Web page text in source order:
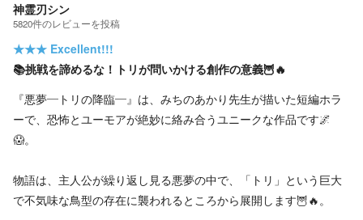
神霊刃シン
5820件のレビューを投稿
★★★ Excellent!!!
📚挑戦を諦めるな！トリが問いかける創作の意義🦉🔥
『悪夢―トリの降臨―』は、みちのあかり先生が描いた短編ホラ
ーで、恐怖とユーモアが絶妙に絡み合うユニークな作品です🌌
😱。
物語は、主人公が繰り返し見る悪夢の中で、「トリ」という巨大
で不気味な鳥型の存在に襲われるところから展開します🦉🔥。